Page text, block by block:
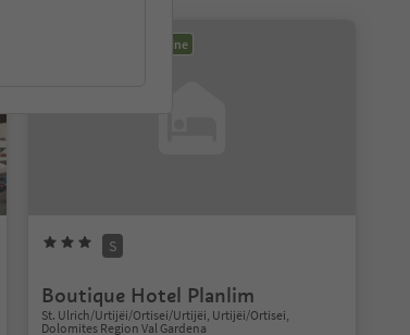
Możliwość rezerwacji online
S
Boutique Hotel Planlim
St. Ulrich/Urtijëi/Ortisei/Urtijëi, Urtijëi/Ortisei,
Dolomites Region Val Gardena